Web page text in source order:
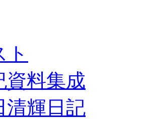
ト
資料集成
清輝日記